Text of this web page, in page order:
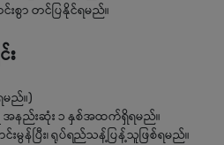
းစွာ တင်ပြနိုင်ရမည်။
ည်။)
အနည်းဆုံး ၁ နှစ်အထက်ရှိရမည်။
မွန်ပြီး၊ ရုပ်ရည်သန့်ပြန့်သူဖြစ်ရမည်။